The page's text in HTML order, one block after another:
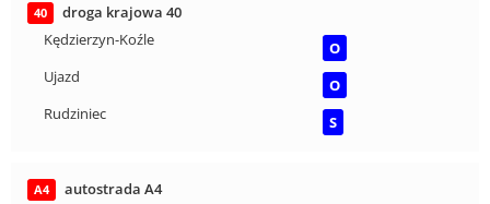
40
droga krajowa 40
Kędzierzyn-Koźle
O
Ujazd
O
Rudziniec
S
A4
autostrada A4